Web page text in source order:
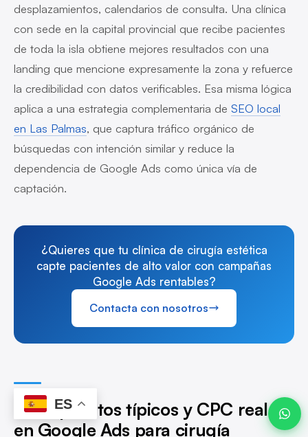
desplazamientos, calendarios de consulta. Una clínica
con sede en la capital provincial que recibe pacientes
de toda la isla obtiene mejores resultados con una
landing que mencione expresamente la zona y refuerce
la credibilidad con datos verificables. Esa misma lógica
aplica a una estrategia complementaria de SEO local
en Las Palmas, que captura tráfico orgánico de
búsquedas con intención similar y reduce la
dependencia de Google Ads como única vía de
captación.
¿Quieres que tu clínica de cirugía estética
capte pacientes de alto valor con campañas
Google Ads rentables?
Contacta con nosotros
Presupuestos típicos y CPC reales
en Google Ads para cirugía
17:18
ES